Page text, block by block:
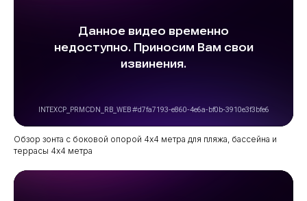
Обзор зонта с боковой опорой 4х4 метра для пляжа, бассейна и
террасы 4х4 метра